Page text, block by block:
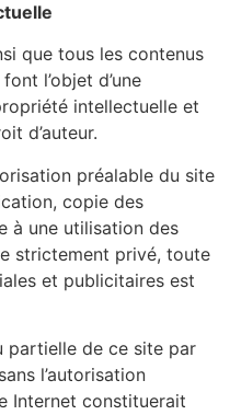
que tous les contenus
l’objet d’une
intellectuelle et
d’auteur.
préalable du site
copie des
à une utilisation des
strictement privé, toute
et publicitaires est
partielle de ce site par
l’autorisation
Internet constituerait